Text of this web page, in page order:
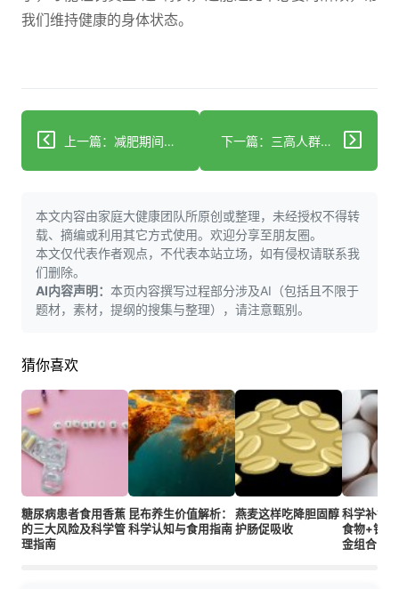
我们维持健康的身体状态。
上一篇：减肥期间喝酸奶：早上还是晚上更合适？ 下一篇：三高人群吃土豆豆类：记住3点安全又控指标
本文内容由家庭大健康团队所原创或整理，未经授权不得转
载、摘编或利用其它方式使用。欢迎分享至朋友圈。
本文仅代表作者观点，不代表本站立场，如有侵权请联系我
们删除。
AI内容声明： 本页内容撰写过程部分涉及AI（包括且不限于
题材，素材，提纲的搜集与整理），请注意甄别。
猜你喜欢
糖尿病患者食用香蕉
的三大风险及科学管
理指南
昆布养生价值解析：
科学认知与食用指南
燕麦这样吃降胆固醇
护肠促吸收
科学补钙
食物+钙
金组合